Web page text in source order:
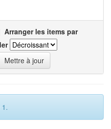
Arranger les items par